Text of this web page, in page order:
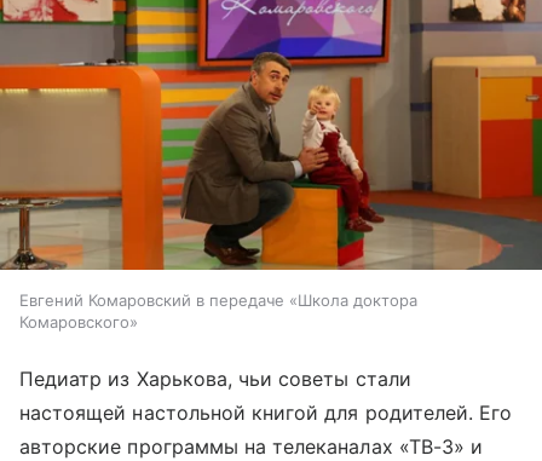
Евгений Комаровский в передаче «Школа доктора
Комаровского»
Педиатр из Харькова, чьи советы стали
настоящей настольной книгой для родителей. Его
авторские программы на телеканалах «ТВ-3» и